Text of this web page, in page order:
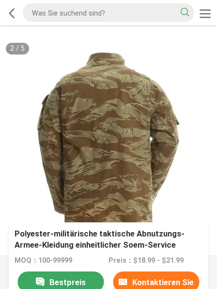
2/ 5
Polyester-militärische taktische Abnutzungs-
Armee-Kleidung einheitlicher Soem-Service
MOQ：100-99999 Preis：$18.99 - $21.99
Bestpreis Kontaktieren Sie